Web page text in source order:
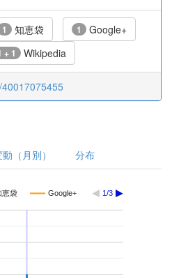
1 知恵袋 1 Google+
+ 1 Wikipedia
（月別） 分布
恵袋 Google+ 1/3